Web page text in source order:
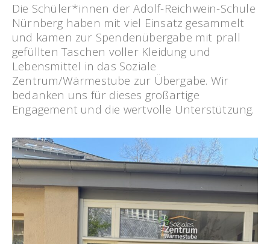
Die Schüler*innen der Adolf-Reichwein-Schule
Nürnberg haben mit viel Einsatz gesammelt
und kamen zur Spendenübergabe mit prall
gefüllten Taschen voller Kleidung und
Lebensmittel in das Soziale
Zentrum/Wärmestube zur Übergabe. Wir
bedanken uns für dieses großartige
Engagement und die wertvolle Unterstützung.